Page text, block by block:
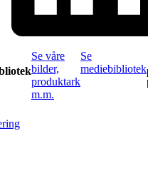
Se våre
bilder,
produktark
m.m.
Se
mediebibliotek